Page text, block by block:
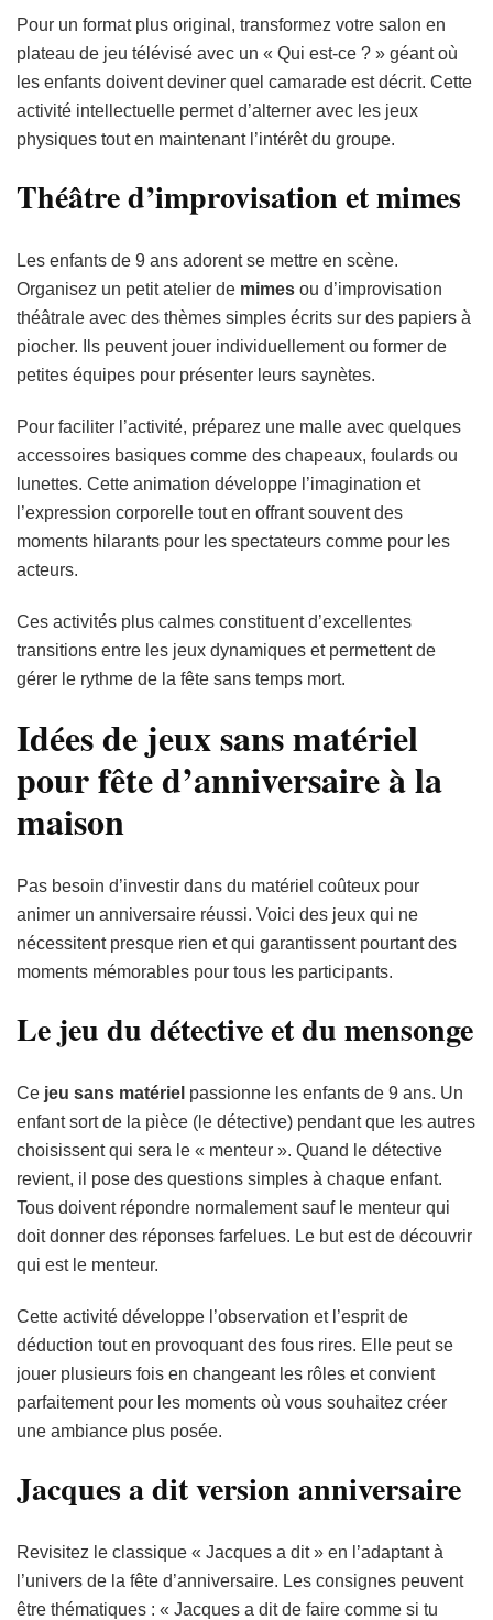
Pour un format plus original, transformez votre salon en
plateau de jeu télévisé avec un « Qui est-ce ? » géant où
les enfants doivent deviner quel camarade est décrit. Cette
activité intellectuelle permet d’alterner avec les jeux
physiques tout en maintenant l’intérêt du groupe.
Théâtre d’improvisation et mimes
Les enfants de 9 ans adorent se mettre en scène.
Organisez un petit atelier de mimes ou d’improvisation
théâtrale avec des thèmes simples écrits sur des papiers à
piocher. Ils peuvent jouer individuellement ou former de
petites équipes pour présenter leurs saynètes.
Pour faciliter l’activité, préparez une malle avec quelques
accessoires basiques comme des chapeaux, foulards ou
lunettes. Cette animation développe l’imagination et
l’expression corporelle tout en offrant souvent des
moments hilarants pour les spectateurs comme pour les
acteurs.
Ces activités plus calmes constituent d’excellentes
transitions entre les jeux dynamiques et permettent de
gérer le rythme de la fête sans temps mort.
Idées de jeux sans matériel
pour fête d’anniversaire à la
maison
Pas besoin d’investir dans du matériel coûteux pour
animer un anniversaire réussi. Voici des jeux qui ne
nécessitent presque rien et qui garantissent pourtant des
moments mémorables pour tous les participants.
Le jeu du détective et du mensonge
Ce jeu sans matériel passionne les enfants de 9 ans. Un
enfant sort de la pièce (le détective) pendant que les autres
choisissent qui sera le « menteur ». Quand le détective
revient, il pose des questions simples à chaque enfant.
Tous doivent répondre normalement sauf le menteur qui
doit donner des réponses farfelues. Le but est de découvrir
qui est le menteur.
Cette activité développe l’observation et l’esprit de
déduction tout en provoquant des fous rires. Elle peut se
jouer plusieurs fois en changeant les rôles et convient
parfaitement pour les moments où vous souhaitez créer
une ambiance plus posée.
Jacques a dit version anniversaire
Revisitez le classique « Jacques a dit » en l’adaptant à
l’univers de la fête d’anniversaire. Les consignes peuvent
être thématiques : « Jacques a dit de faire comme si tu